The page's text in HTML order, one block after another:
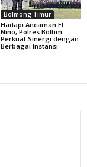
Bolmong Timur
Hadapi Ancaman El
Nino, Polres Boltim
Perkuat Sinergi dengan
Berbagai Instansi